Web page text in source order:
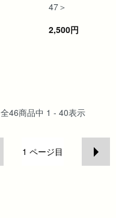
47＞
2,500円
全46商品中 1 - 40表示
1 ページ目